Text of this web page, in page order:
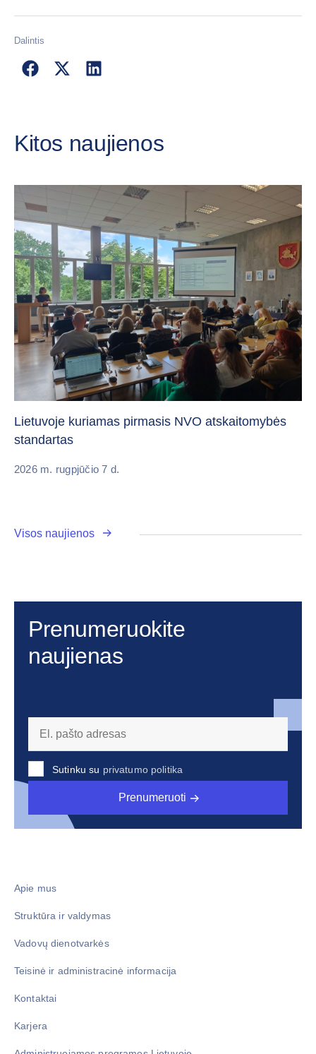
Dalintis
Kitos naujienos
Lietuvoje kuriamas pirmasis NVO atskaitomybės
standartas
2026 m. rugpjūčio 7 d.
Visos naujienos
Prenumeruokite
naujienas
Sutinku su privatumo politika
Prenumeruoti
Apie mus
Struktūra ir valdymas
Vadovų dienotvarkės
Teisinė ir administracinė informacija
Kontaktai
Karjera